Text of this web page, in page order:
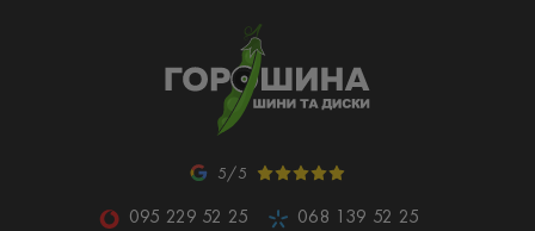
5/5
095 229 52 25
068 139 52 25